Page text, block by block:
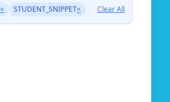
× STUDENT_SNIPPET× Clear All